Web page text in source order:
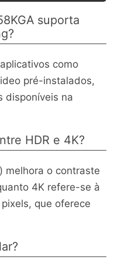
suporta
como
pré-instalados,
disponíveis na
HDR e 4K?
melhora o contraste
4K refere-se à
que oferece